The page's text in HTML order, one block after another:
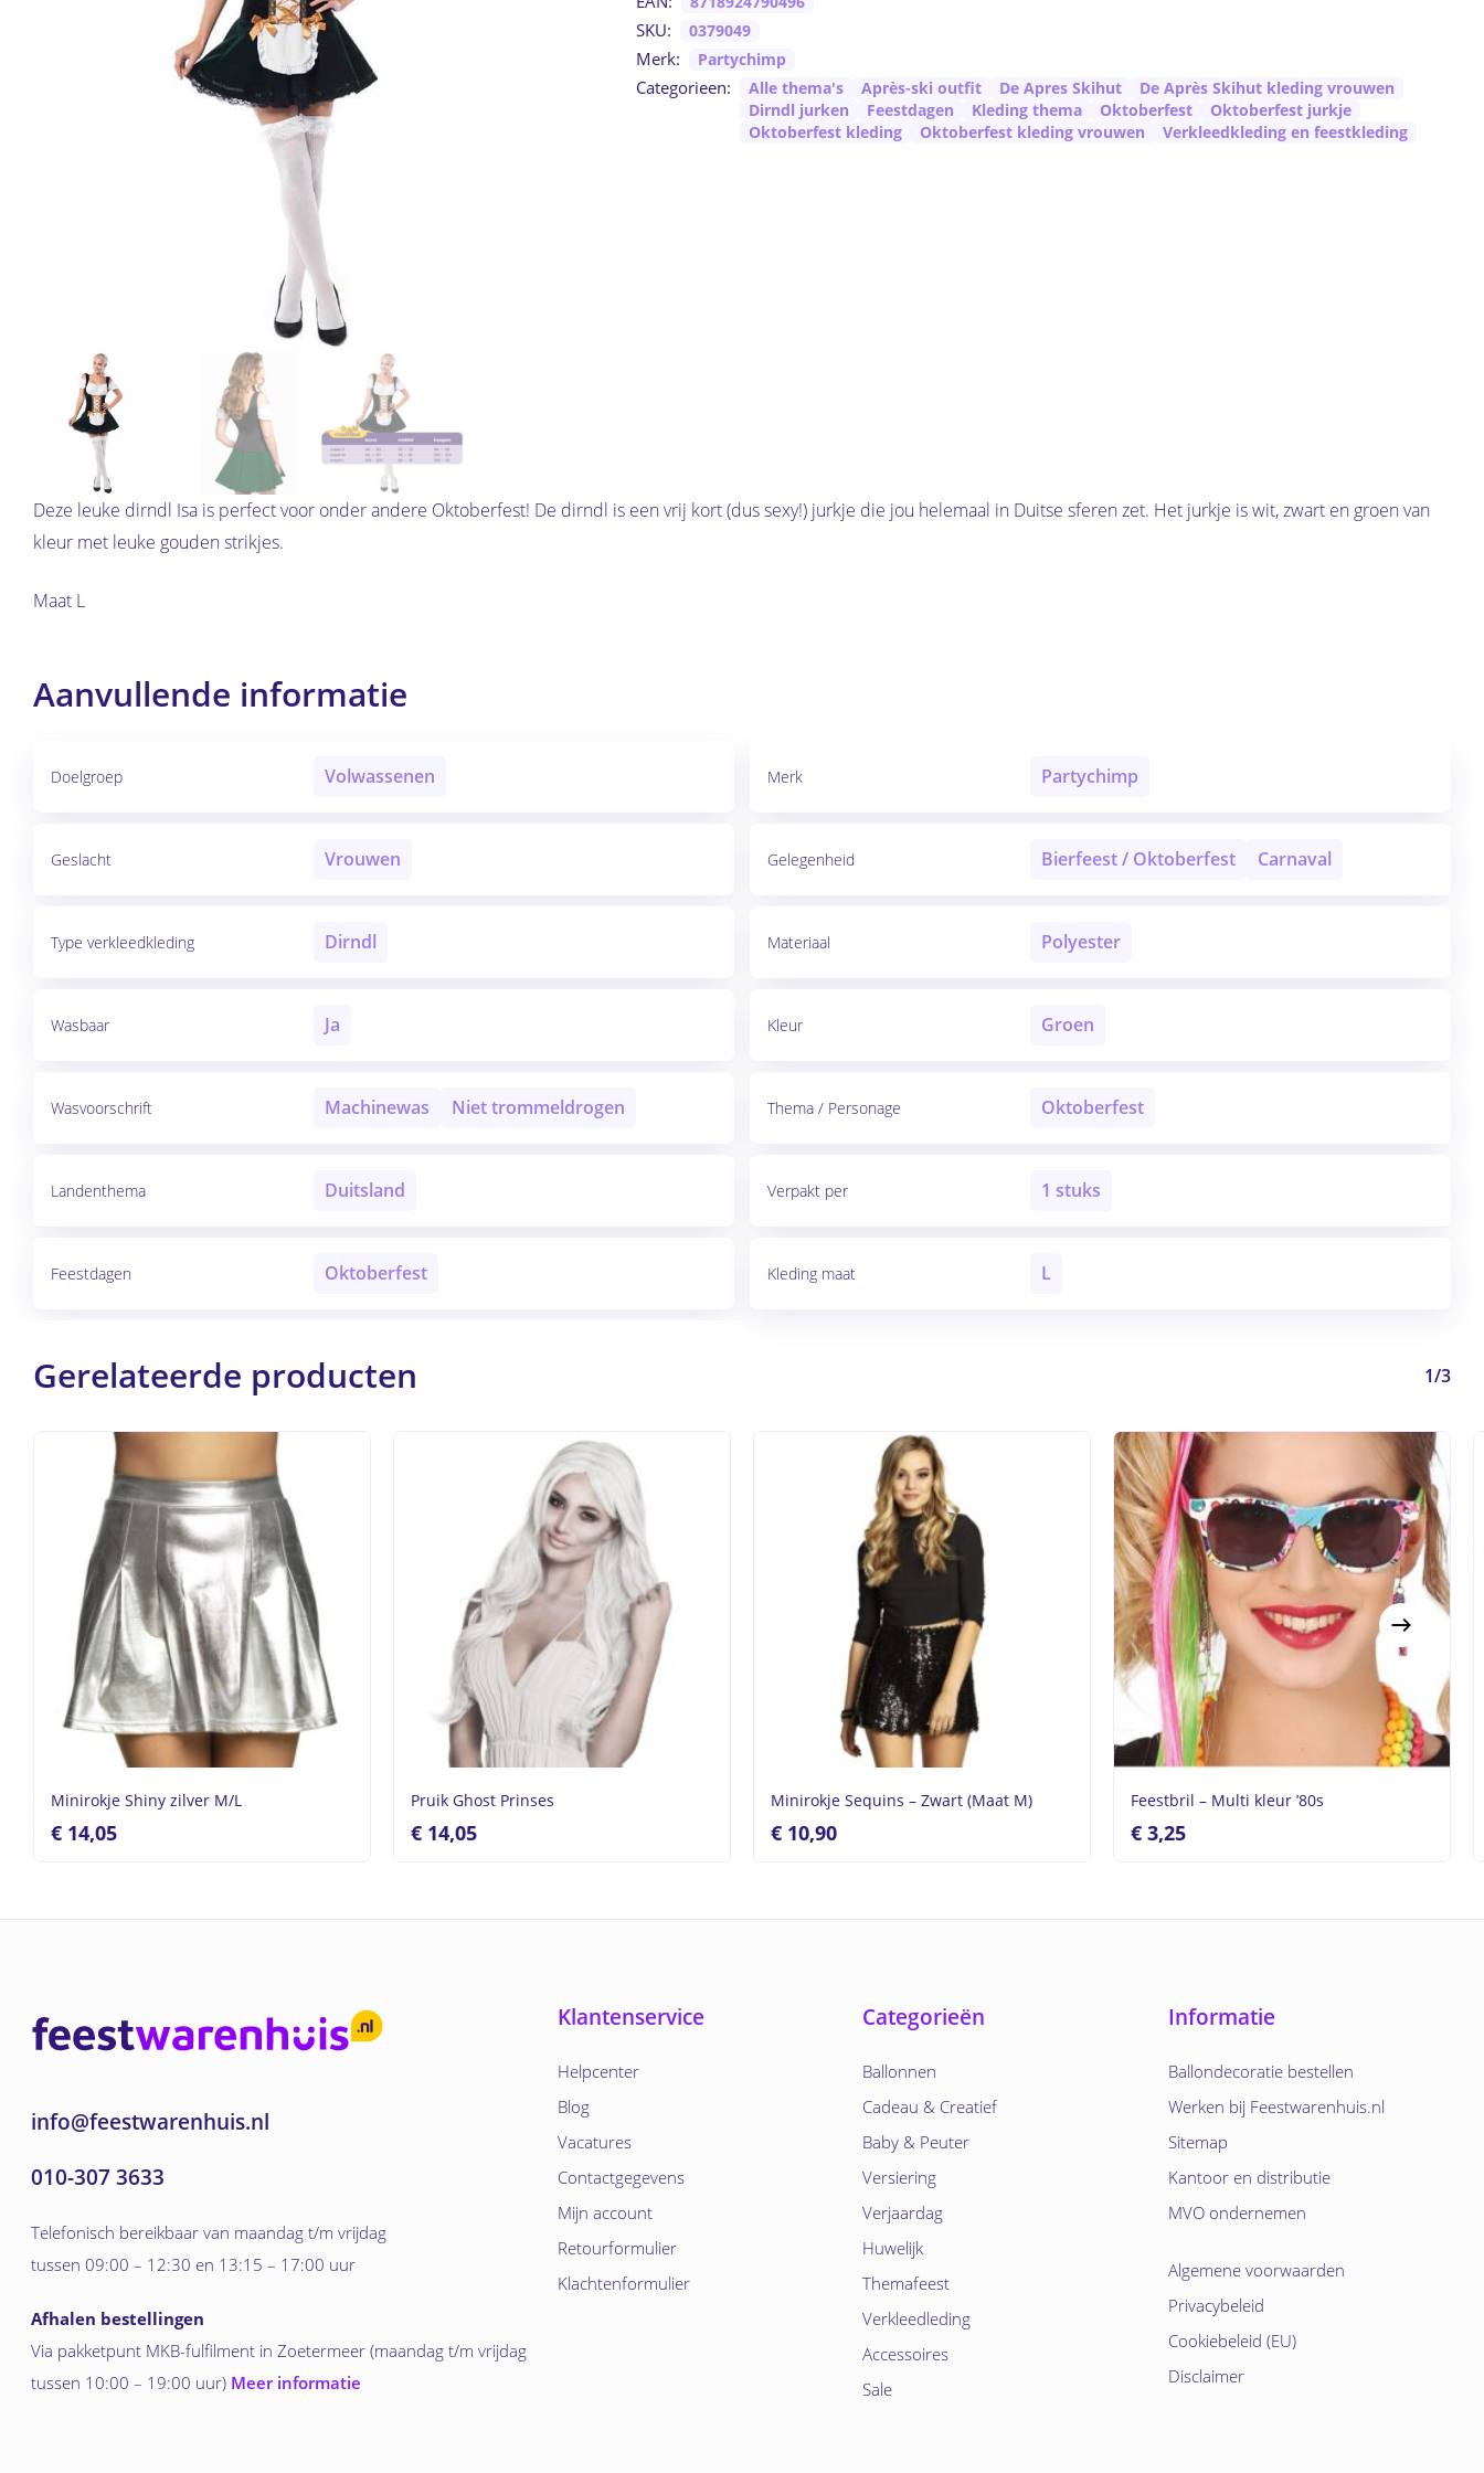
SKU: 0379049
Merk: Partychimp
Categorieen: Alle thema's Après-ski outfit De Apres Skihut
De Après Skihut kleding vrouwen
Dirndl jurken
Feestdagen Kleding thema Oktoberfest
Oktoberfest jurkje
Oktoberfest kleding
Oktoberfest kleding vrouwen Verkleedkleding en feestkleding
Deze leuke dirndl Isa is perfect voor onder andere Oktoberfest! De dirndl is een vrij kort (dus sexy!) jurkje die jou helemaal in Duitse sferen zet. Het jurkje is wit, zwart en groen van
kleur met leuke gouden strikjes.
Maat L
Aanvullende informatie
Doelgroep Volwassenen
Geslacht Vrouwen
Type verkleedkleding Dirndl
Wasbaar Ja
Wasvoorschrift Machinewas Niet trommeldrogen
Landenthema Duitsland
Feestdagen Oktoberfest
Merk Partychimp
Gelegenheid Bierfeest / Oktoberfest Carnaval
Materiaal Polyester
Kleur Groen
Thema / Personage Oktoberfest
Verpakt per 1 stuks
Kleding maat L
Gerelateerde producten 1/3
Minirokje Shiny zilver M/L
€ 14,05
Pruik Ghost Prinses
€ 14,05
Minirokje Sequins – Zwart (Maat M)
€ 10,90
Feestbril – Multi kleur ’80s
€ 3,25
info@feestwarenhuis.nl
010-307 3633
Telefonisch bereikbaar van maandag t/m vrijdag
tussen 09:00 – 12:30 en 13:15 – 17:00 uur
Afhalen bestellingen
Via pakketpunt MKB-fulfilment in Zoetermeer (maandag t/m vrijdag
tussen 10:00 – 19:00 uur) Meer informatie
Klantenservice
Helpcenter
Blog
Vacatures
Contactgegevens
Mijn account
Retourformulier
Klachtenformulier
Categorieën
Ballonnen
Cadeau & Creatief
Baby & Peuter
Versiering
Verjaardag
Huwelijk
Themafeest
Verkleedleding
Accessoires
Sale
Informatie
Ballondecoratie bestellen
Werken bij Feestwarenhuis.nl
Sitemap
Kantoor en distributie
MVO ondernemen
Algemene voorwaarden
Privacybeleid
Cookiebeleid (EU)
Disclaimer